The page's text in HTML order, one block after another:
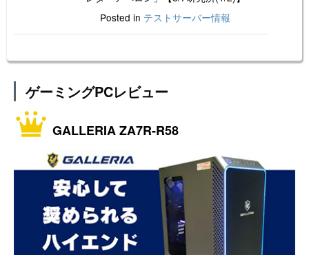
Posted in テストサーバー情報
ゲーミングPCレビュー
GALLERIA ZA7R-R58